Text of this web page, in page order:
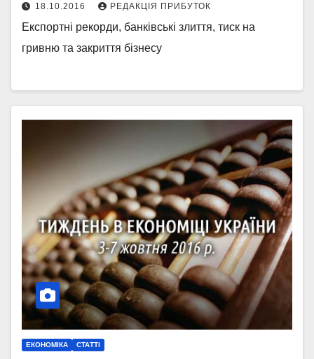
18.10.2016 РЕДАКЦІЯ ПРИБУТОК
Експортні рекорди, банківські злиття, тиск на
гривню та закриття бізнесу
ЕКОНОМІКА СТАТТІ